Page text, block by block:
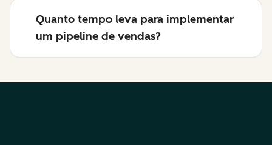
Quanto tempo leva para implementar
um pipeline de vendas?